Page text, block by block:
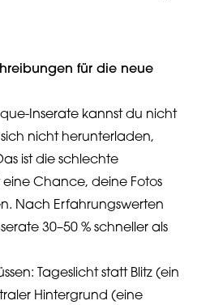
für die neue
Inserate kannst du nicht
nicht herunterladen,
ist die schlechte
eine Chance, deine Fotos
Nach Erfahrungswerten
30–50 % schneller als
Tageslicht statt Blitz (ein
Hintergrund (eine